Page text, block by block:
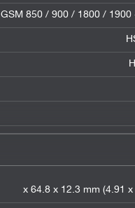
GSM 850 / 900 / 1800 / 1900